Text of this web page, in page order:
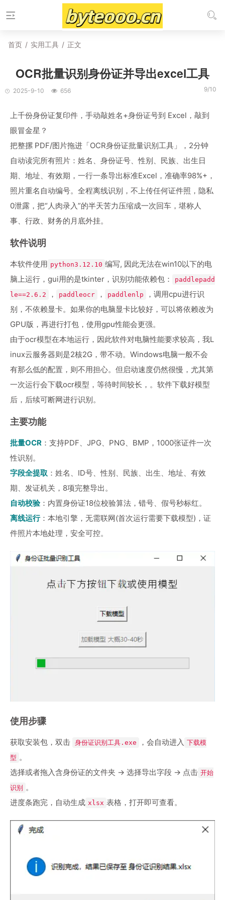
首页 / 实用工具 / 正文
OCR批量识别身份证并导出excel工具
2025-9-10 656 9/10
上千份身份证复印件，手动敲姓名+身份证号到 Excel，敲到
眼冒金星？
把整摞 PDF/图片拖进「OCR身份证批量识别工具」，2分钟
自动读完所有照片：姓名、身份证号、性别、民族、出生日
期、地址、有效期，一行一条导出标准Excel，准确率98%+，
照片重名自动编号。全程离线识别，不上传任何证件照，隐私
0泄露，把“人肉录入”的半天苦力压缩成一次回车，堪称人
事、行政、财务的月底外挂。
软件说明
本软件使用 python3.12.10 编写, 因此无法在win10以下的电
脑上运行，gui用的是tkinter，识别功能依赖包：
paddlepadd
le==2.6.2
， paddleocr ， paddlenlp
，调用cpu进行识
别，不依赖显卡。如果你的电脑显卡比较好，可以将依赖改为
GPU版，再进行打包，使用gpu性能会更强。
由于ocr模型在本地运行，因此软件对电脑性能要求较高，我L
inux云服务器则是2核2G，带不动。Windows电脑一般不会
有那么低的配置，则不用担心。但启动速度仍然很慢，尤其第
一次运行会下载ocr模型，等待时间较长，。软件下载好模型
后，后续可断网进行识别。
主要功能
批量OCR ：支持PDF、JPG、PNG、BMP，1000张证件一次
性识别。
字段全提取 ：姓名、ID号、性别、民族、出生、地址、有效
期、发证机关，8项完整导出。
自动校验：内置身份证18位校验算法，错号、假号秒标红。
离线运行：本地引擎，无需联网(首次运行需要下载模型)，证
件照片本地处理，安全可控。
使用步骤
获取安装包，双击 身份证识别工具.exe ，会自动进入 下载模
型 。
选择或者拖入含身份证的文件夹 → 选择导出字段 → 点击 开始
识别 。
进度条跑完，自动生成 xlsx 表格，打开即可查看。